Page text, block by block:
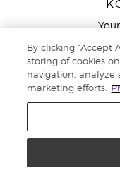
Kundtjänst –
By clicking “Accept
storing of cookies
navigation, analyze
marketing efforts.